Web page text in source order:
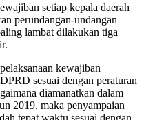
setiap kepala daerah
perundangan-undangan
lambat dilakukan tiga
kewajiban
sesuai dengan peraturan
diamanatkan dalam
2019, maka penyampaian
tepat waktu sesuai dengan